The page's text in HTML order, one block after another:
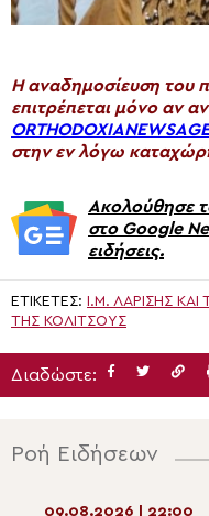
H αναδημοσίευση του
επιτρέπεται μόνο αν
στην εν λόγω
Ακολούθησε
στο Google
ειδήσεις.
ΕΤΙΚΈΤΕΣ: Ι.Μ. ΛΑΡΊΣΗΣ
ΤΗΣ ΚΟΛΙΤΣΟΎΣ
Διαδώστε:
Ροή Ειδήσεων
09.08.2026 | 22:00